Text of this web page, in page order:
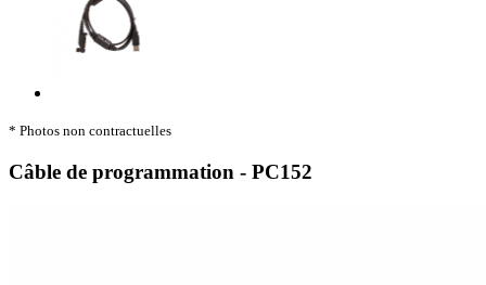
* Photos non contractuelles
Câble de programmation - PC152